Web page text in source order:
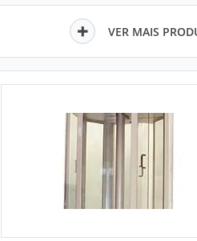
VER MAIS